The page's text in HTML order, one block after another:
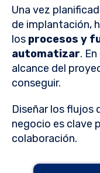
Una vez
de implantación,
los procesos y
automatizar.
alcance del
conseguir.
Diseñar los flujos
negocio es clave
colaboración.